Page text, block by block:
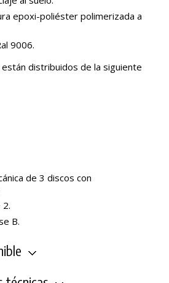
epoxi-poliéster polimerizada a
9006.
distribuidos de la siguiente
de 3 discos con
2.
B.